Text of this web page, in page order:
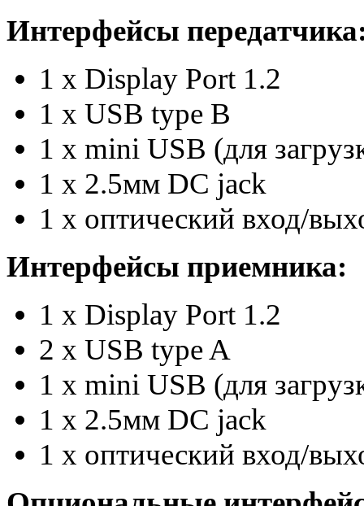
Интерфейсы
1 x Display Port 1.2
1 x USB type B
1 x mini USB (для
1 x 2.5мм DC jack
1 x оптический вход/
Интерфейсы приемника:
1 x Display Port 1.2
2 x USB type A
1 x mini USB (для
1 x 2.5мм DC jack
1 x оптический вход/